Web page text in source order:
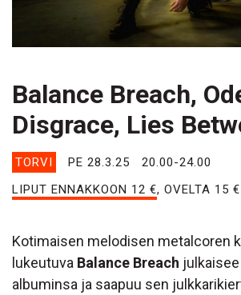
Balance Breach,
Disgrace, Lies
TORVI PE 28.3.25
20.00-24.00
LIPUT ENNAKKOON 12 €, OVELTA 15 €
Kotimaisen melodisen metalcoren
lukeutuva Balance Breach
albuminsa ja saapuu sen